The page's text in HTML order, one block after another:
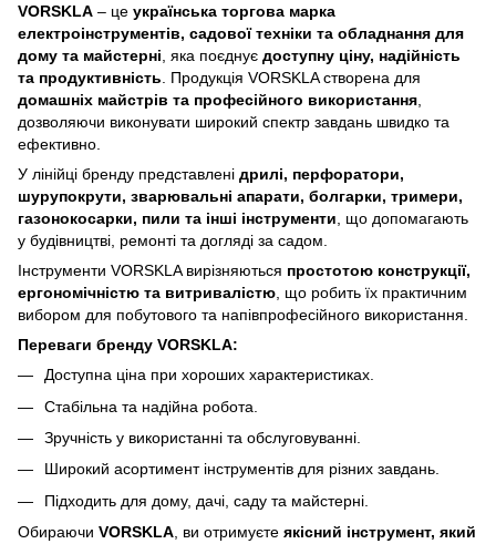
VORSKLA – це українська торгова марка
електроінструментів, садової техніки та обладнання для
дому та майстерні, яка поєднує доступну ціну, надійність
та продуктивність. Продукція VORSKLA створена для
домашніх майстрів та професійного використання,
дозволяючи виконувати широкий спектр завдань швидко та
ефективно.
У лінійці бренду представлені дрилі, перфоратори,
шурупокрути, зварювальні апарати, болгарки, тримери,
газонокосарки, пили та інші інструменти, що допомагають
у будівництві, ремонті та догляді за садом.
Інструменти VORSKLA вирізняються простотою конструкції,
ергономічністю та витривалістю, що робить їх практичним
вибором для побутового та напівпрофесійного використання.
Переваги бренду VORSKLA:
Доступна ціна при хороших характеристиках.
Стабільна та надійна робота.
Зручність у використанні та обслуговуванні.
Широкий асортимент інструментів для різних завдань.
Підходить для дому, дачі, саду та майстерні.
Обираючи VORSKLA, ви отримуєте якісний інструмент, який